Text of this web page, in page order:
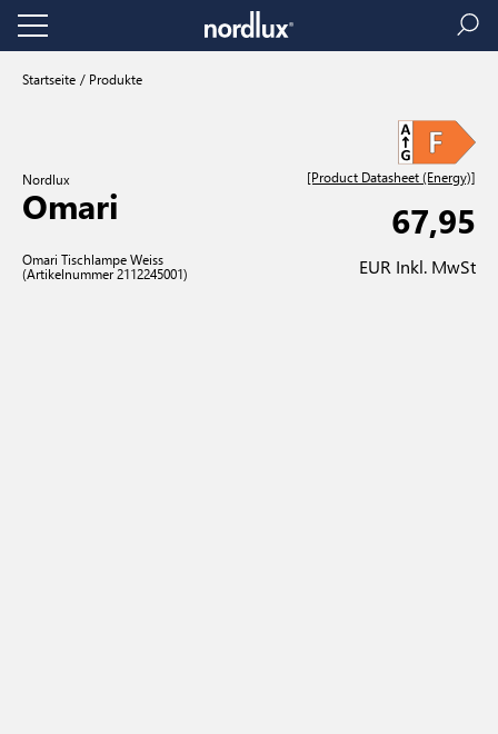
Startseite Produkte
Nordlux
Omari
Omari Tischlampe Weiss
(Artikelnummer 2112245001)
[Product Datasheet (Energy)]
67,95
EUR Inkl. MwSt